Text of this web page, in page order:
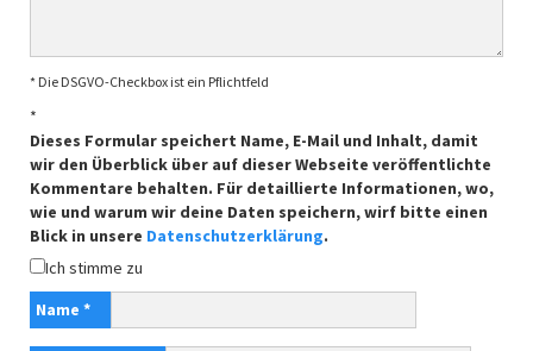
* Die DSGVO-Checkbox ist ein Pflichtfeld
*
Dieses Formular speichert Name, E-Mail und Inhalt, damit
wir den Überblick über auf dieser Webseite veröffentlichte
Kommentare behalten. Für detaillierte Informationen, wo,
wie und warum wir deine Daten speichern, wirf bitte einen
Blick in unsere Datenschutzerklärung.
Ich stimme zu
Name *